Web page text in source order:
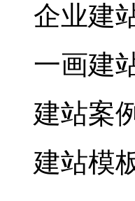
企业建
一画建
建站案
建站模